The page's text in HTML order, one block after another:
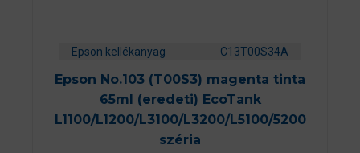
Epson kellékanyag C13T00S34A
Epson No.103 (T00S3) magenta tinta
65ml (eredeti) EcoTank
L1100/L1200/L3100/L3200/L5100/5200
széria